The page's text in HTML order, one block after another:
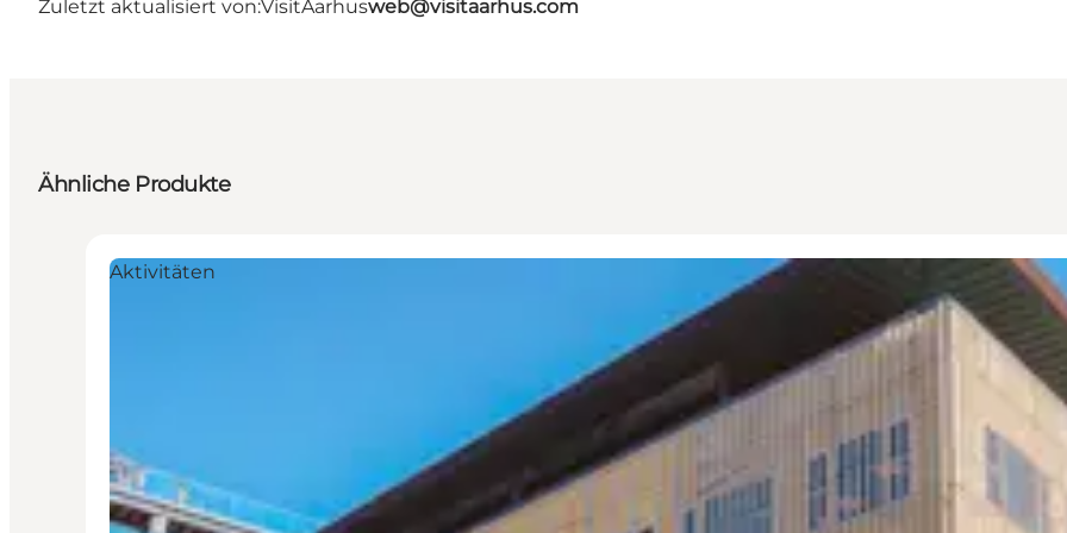
Zuletzt aktualisiert von:VisitAarhusweb@visitaarhus.com
Ähnliche Produkte
Aktivitäten